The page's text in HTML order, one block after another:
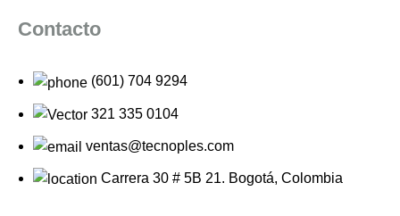
Contacto
(601) 704 9294
321 335 0104
ventas@tecnoples.com
Carrera 30 # 5B 21. Bogotá, Colombia